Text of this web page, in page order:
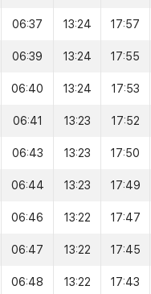
06:37 13:24 17:57
06:39 13:24 17:55
06:40 13:24 17:53
06:41 13:23 17:52
06:43 13:23 17:50
06:44 13:23 17:49
06:46 13:22 17:47
06:47 13:22 17:45
06:48 13:22 17:43